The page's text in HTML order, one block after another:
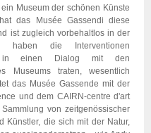
Museum der schönen Künste
das Musée Gassendi diese
ist zugleich vorbehaltlos in der
haben die Interventionen
in einen Dialog mit den
Museums traten, wesentlich
das Musée Gassende mit der
und dem CAIRN-centre d'art
von zeitgenössischer
Künstler, die sich mit der Natur,